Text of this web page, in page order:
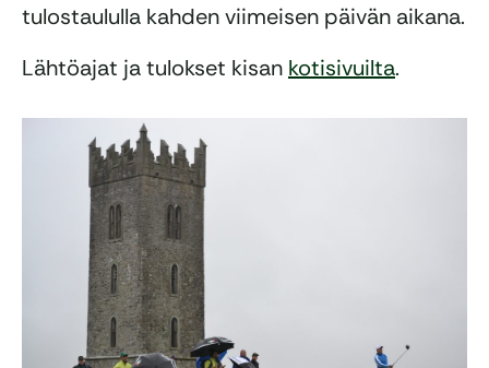
tulostaululla kahden viimeisen päivän aikana.
Lähtöajat ja tulokset kisan kotisivuilta.